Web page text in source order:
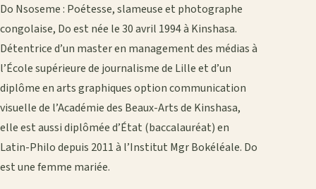
Do Nsoseme : Poétesse, slameuse et photographe
congolaise, Do est née le 30 avril 1994 à Kinshasa.
Détentrice d’un master en management des médias à
l’École supérieure de journalisme de Lille et d’un
diplôme en arts graphiques option communication
visuelle de l’Académie des Beaux-Arts de Kinshasa,
elle est aussi diplômée d’État (baccalauréat) en
Latin-Philo depuis 2011 à l’Institut Mgr Bokéléale. Do
est une femme mariée.